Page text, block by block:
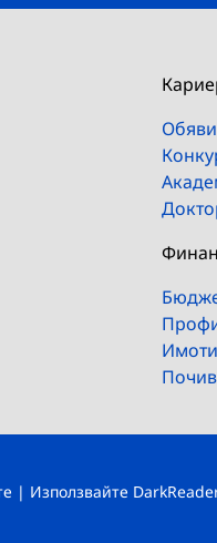
| Използвайте